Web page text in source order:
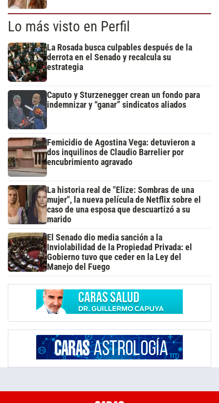
Lo más visto en Perfil
La Rosada busca culpables después de la
derrota en el Senado y recalcula su
estrategia
Caputo y Sturzenegger crean un fondo para
indemnizar y “ganar” sindicatos aliados
Femicidio de Agostina Vega: detuvieron a
dos inquilinos de Claudio Barrelier por
encubrimiento agravado
La historia real de "Elize: Sombras de una
mujer", la nueva película de Netflix sobre el
caso de una esposa que descuartizó a su
marido
El Senado dio media sanción a la
Inviolabilidad de la Propiedad Privada: el
Gobierno tuvo que ceder en la Ley del
Manejo del Fuego